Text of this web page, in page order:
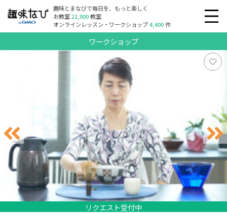
趣味とまなびで毎日を、もっと楽しく
お教室21,000教室
オンラインレッスン・ワークショップ4,400件
ワークショップ
リクエスト受付中
リクエスト受付中
リクエスト受付中
リクエスト受付中
リクエスト受付中
リクエスト受付中